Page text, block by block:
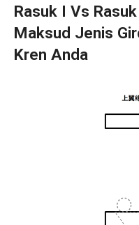
Rasuk I Vs
Maksud Jenis
Kren Anda